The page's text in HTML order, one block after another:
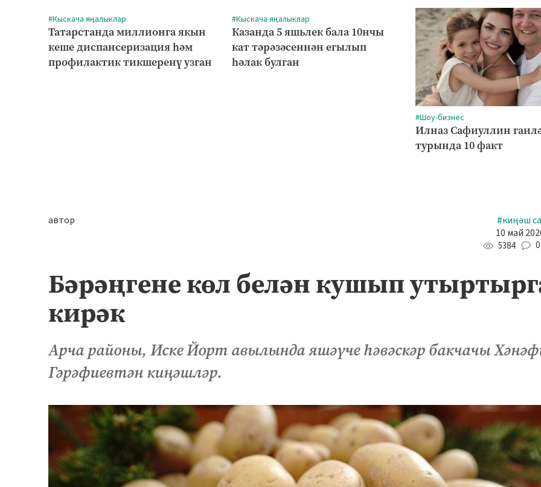
#Кыскача яңалыклар
Татарстанда миллионга якын
кеше диспансеризация һәм
профилактик тикшеренү узган
#Кыскача яңалыклар
Казанда 5 яшьлек бала 10нчы
кат тәрәзәсеннән егылып
һәлак булган
#Шоу-бизнес
Илназ Сафиуллин
турында 10 факт
автор
#киңәш
10 май
5384 0
Бәрәңгене көл белән кушып
кирәк
Арча районы, Иске Йорт авылында яшәүче һәвәскәр бакчачы
Гәрәфиевтән киңәшләр.